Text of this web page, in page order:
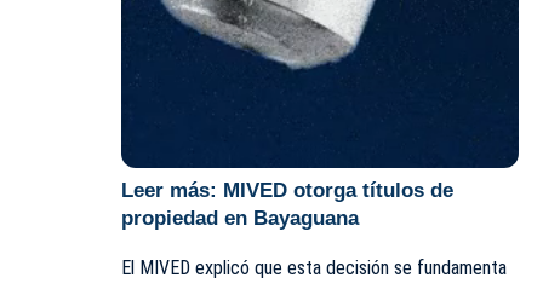
Leer más: MIVED otorga títulos de
propiedad en Bayaguana
El MIVED explicó que esta decisión se fundamenta